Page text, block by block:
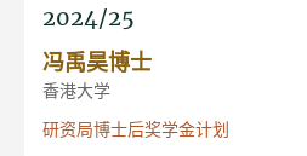
2024/25
冯禹昊博士
香港大学
研资局博士后奖学金计划